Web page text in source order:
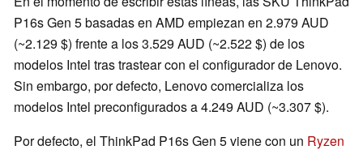
P16s Gen 5 basadas en AMD empiezan en 2.979 AUD
(~2.129 $) frente a los 3.529 AUD (~2.522 $) de los
modelos Intel tras trastear con el configurador de Lenovo.
Sin embargo, por defecto, Lenovo comercializa los
modelos Intel preconfigurados a 4.249 AUD (~3.307 $).
Por defecto, el ThinkPad P16s Gen 5 viene con un Ryzen